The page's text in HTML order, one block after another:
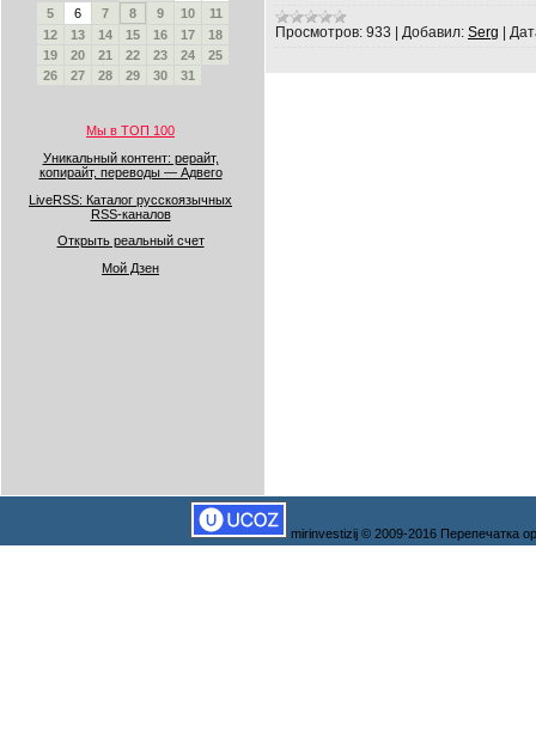
5
6 7 8 9 10
11
12
13 14 15 16 17
18
19
20 21 22 23 24
25
26
27 28 29 30 31
Мы в ТОП 100
Уникальный контент: рерайт,
копирайт, переводы — Адвего
LiveRSS: Каталог русскоязычных
RSS-каналов
Открыть реальный счет
Мой Дзен
Просмотров: 933 Добавил: Serg
mirinvestizij © 2009-2016 Перепечатка